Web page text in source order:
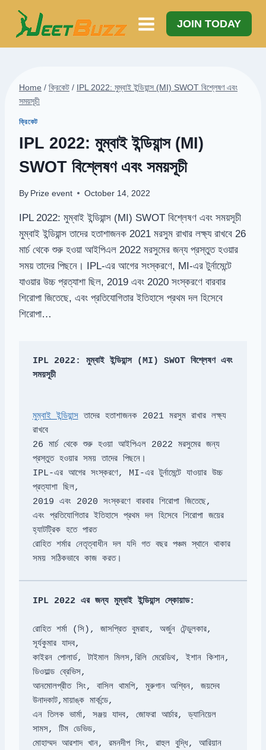
Skip
content
JOIN TODAY
Home / ক্রিকেট / IPL 2022: মুম্বাই ইন্ডিয়ান্স (MI) SWOT বিশ্লেষণ এবং
সময়সূচী
ক্রিকেট
IPL 2022: মুম্বাই ইন্ডিয়ান্স (MI)
SWOT বিশ্লেষণ এবং সময়সূচী
By Prize event October 14, 2022
IPL 2022: মুম্বাই ইন্ডিয়ান্স (MI) SWOT বিশ্লেষণ এবং সময়সূচী
মুম্বাই ইন্ডিয়ান্স তাদের হতাশাজনক 2021 মরসুম রাখার লক্ষ্য রাখবে 26
মার্চ থেকে শুরু হওয়া আইপিএল 2022 মরসুমের জন্য প্রস্তুত হওয়ার
সময় তাদের পিছনে। IPL-এর আগের সংস্করণে, MI-এর টুর্নামেন্টে
যাওয়ার উচ্চ প্রত্যাশা ছিল, 2019 এবং 2020 সংস্করণে বারবার
শিরোপা জিতেছে, এবং প্রতিযোগিতার ইতিহাসে প্রথম দল হিসেবে
শিরোপা…
IPL 2022: মুম্বাই ইন্ডিয়ান্স (MI) SWOT বিশ্লেষণ এবং
সময়সূচী
মুম্বাই ইন্ডিয়ান্স তাদের হতাশাজনক 2021 মরসুম রাখার লক্ষ্য
রাখবে
26 মার্চ থেকে শুরু হওয়া আইপিএল 2022 মরসুমের জন্য
IPL-এর আগের সংস্করণে, MI-এর টুর্নামেন্টে যাওয়ার উচ্চ
প্রত্যাশা ছিল,
এবং প্রতিযোগিতার ইতিহাসে প্রথম দল হিসেবে শিরোপা জয়ের
হ্যাটট্রিক হতে পারত
রোহিত শর্মার নেতৃত্বাধীন দল যদি গত বছর পঞ্চম স্থানে থাকার
সময় সঠিকভাবে কাজ করত।
IPL 2022 এর জন্য মুম্বাই ইন্ডিয়ান্স স্কোয়াড:
রোহিত শর্মা (সি), জাসপ্রিত বুমরাহ, অর্জুন টেন্ডুলকার,
সূর্যকুমার যাদব,
কাইরন পোলার্ড, টাইমাল মিলস, রিলি মেরেডিথ, ইশান কিশান,
ডিওয়াল্ড ব্রেভিস,
আনমোলপ্রীত সিং, বাসিল থামপি, মুরুগান অশ্বিন, জয়দেব
উনাদকাট, মায়াঙ্ক মার্কন্ডে,
এন তিলক ভার্মা, সঞ্জয় যাদব, জোফরা আর্চার, ড্যানিয়েল
মোহাম্মদ আরশাদ খান, রমনদীপ সিং, রাহুল বুদ্ধি, আরিয়ান